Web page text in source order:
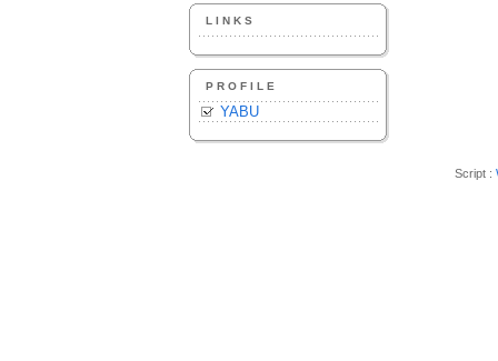
LINKS
PROFILE
YABU
Script :